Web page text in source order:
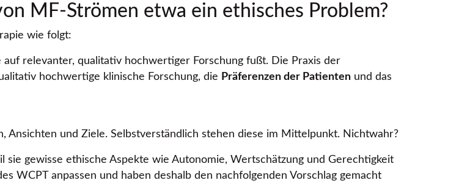
MF-Strömen etwa ein ethisches Problem?
wie folgt:
relevanter, qualitativ hochwertiger Forschung fußt. Die Praxis der
hochwertige klinische Forschung, die Präferenzen der Patienten und das
Ansichten und Ziele. Selbstverständlich stehen diese im Mittelpunkt. Nichtwahr?
gewisse ethische Aspekte wie Autonomie, Wertschätzung und Gerechtigkeit
WCPT anpassen und haben deshalb den nachfolgenden Vorschlag gemacht